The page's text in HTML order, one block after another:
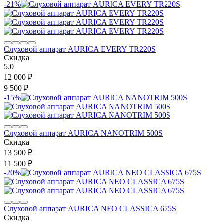
-21%
Слуховой аппарат AURICA EVERY TR220S
Скидка
5.0
12 000 ₽
9 500 ₽
-15%
Слуховой аппарат AURICA NANOTRIM 500S
Скидка
13 500 ₽
11 500 ₽
-20%
Слуховой аппарат AURICA NEO CLASSICA 675S
Скидка